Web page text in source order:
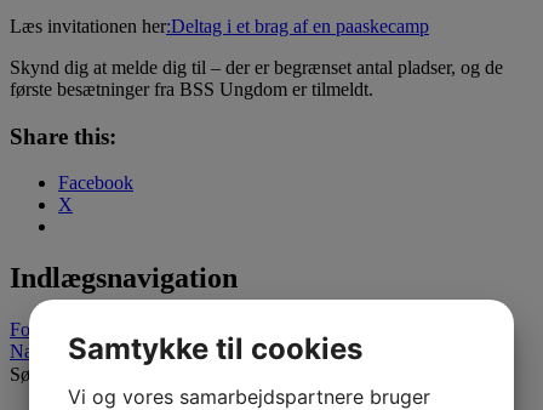
Læs invitationen her:Deltag i et brag af en paaskecamp
Skynd dig at melde dig til – der er begrænset antal pladser, og de
første besætninger fra BSS Ungdom er tilmeldt.
Share this:
Facebook
X
Indlægsnavigation
Forrige indlæg
Næste indlæg
Søg efter:
Samtykke til cookies
Vi og vores samarbejdspartnere bruger